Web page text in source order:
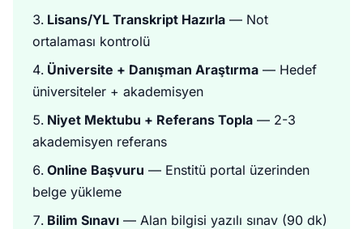
Lisans/YL Transkript Hazırla — Not
ortalaması kontrolü
Üniversite + Danışman Araştırma — Hedef
üniversiteler + akademisyen
Niyet Mektubu + Referans Topla — 2-3
akademisyen referans
Online Başvuru — Enstitü portal üzerinden
belge yükleme
Bilim Sınavı — Alan bilgisi yazılı sınav (90 dk)